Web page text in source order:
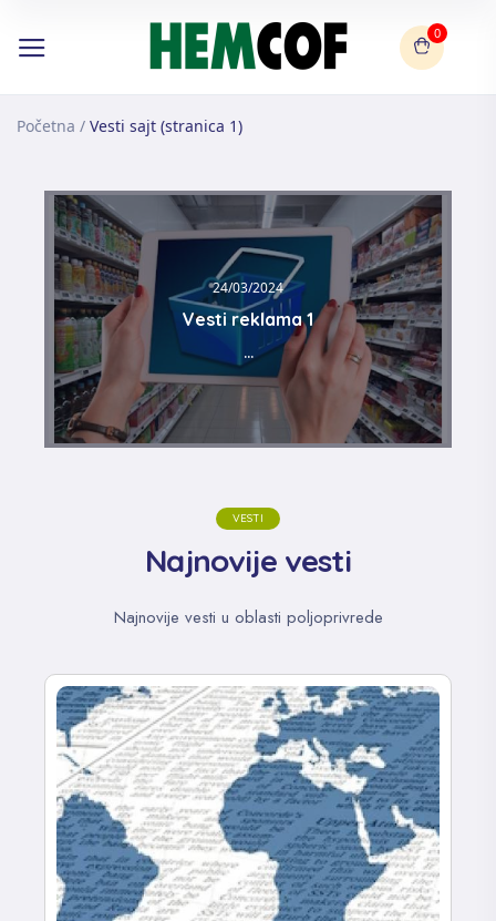
0
Početna / Vesti sajt (stranica 1)
24/03/2024
Vesti reklama 1
...
VESTI
Najnovije vesti
Najnovije vesti u oblasti poljoprivrede